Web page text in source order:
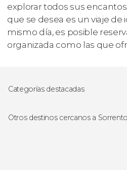
explorar todos sus
que se desea es un viaje de
mismo día, es posible
organizada como las que
Categorías destacadas
Gastronomía y enoturismo
Otros destinos cercanos a Sorrento